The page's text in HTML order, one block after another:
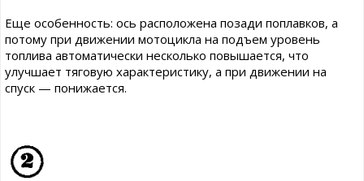
Еще особенность: ось расположена позади поплавков, а
потому при движении мотоцикла на подъем уровень
топлива автоматически несколько повышается, что
улучшает тяговую характеристику, а при движении на
спуск — понижается.